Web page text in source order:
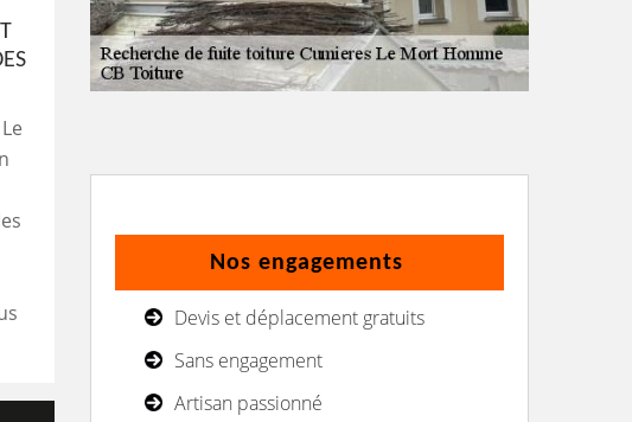
Nos engagements
Devis et déplacement gratuits
Sans engagement
Artisan passionné